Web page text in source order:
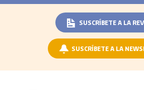
SUSCRÍBETE A LA
SUSCRÍBETE A LA